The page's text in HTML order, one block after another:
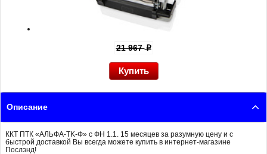
21 967p
Описание
ККТ ПТК «АЛЬФА-TK-Ф» с ФН 1.1. 15 месяцев за разумную цену и с
быстрой доставкой Вы всегда можете купить в интернет-магазине
Послэнд!